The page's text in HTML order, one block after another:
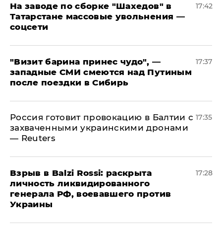
На заводе по сборке "Шахедов" в
Татарстане массовые увольнения —
соцсети
17:42
"Визит барина принес чудо", —
западные СМИ смеются над Путиным
после поездки в Сибирь
17:37
​Россия готовит провокацию в Балтии с
захваченными украинскими дронами
— Reuters
17:35
​Взрыв в Balzi Rossi: раскрыта
личность ликвидированного
генерала РФ, воевавшего против
Украины
17:28